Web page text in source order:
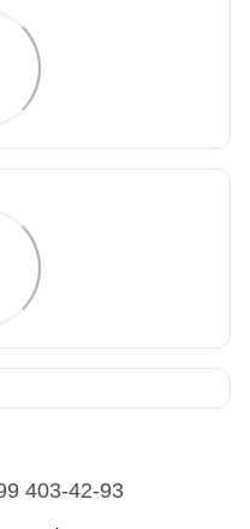
403-42-93